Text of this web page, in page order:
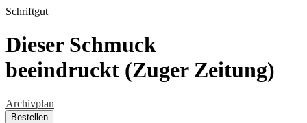
Schriftgut
Dieser Schmuck
beeindruckt (Zuger Zeitung)
Archivplan
Bestellen